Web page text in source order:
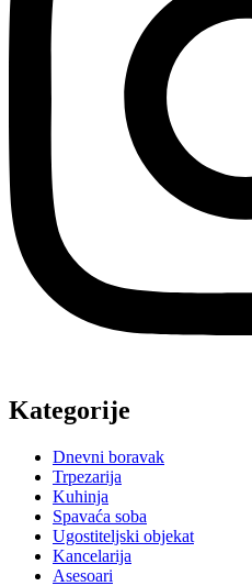
Kategorije
Dnevni boravak
Trpezarija
Kuhinja
Spavaća soba
Ugostiteljski objekat
Kancelarija
Asesoari